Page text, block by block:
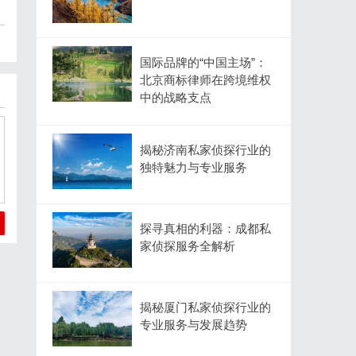
国际品牌的“中国主场”：
北京商标律师在跨境维权
中的战略支点
揭秘济南私家侦探行业的
独特魅力与专业服务
探寻真相的利器：成都私
家侦探服务全解析
揭秘厦门私家侦探行业的
专业服务与发展趋势